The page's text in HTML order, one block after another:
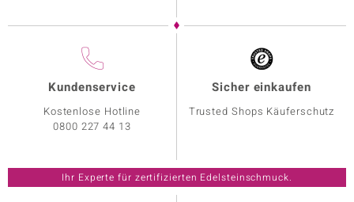
Kundenservice
Kostenlose Hotline
0800 227 44 13
Sicher einkaufen
Trusted Shops Käuferschutz
Ihr Experte für zertifizierten Edelsteinschmuck.